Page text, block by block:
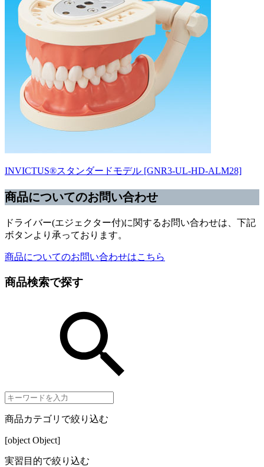
INVICTUS®スタンダードモデル [GNR3-UL-HD-ALM28]
商品についてのお問い合わせ
ドライバー(エジェクター付)に関するお問い合わせは、下記
ボタンより承っております。
商品についてのお問い合わせはこちら
商品検索で探す
商品カテゴリで絞り込む
[object Object]
実習目的で絞り込む